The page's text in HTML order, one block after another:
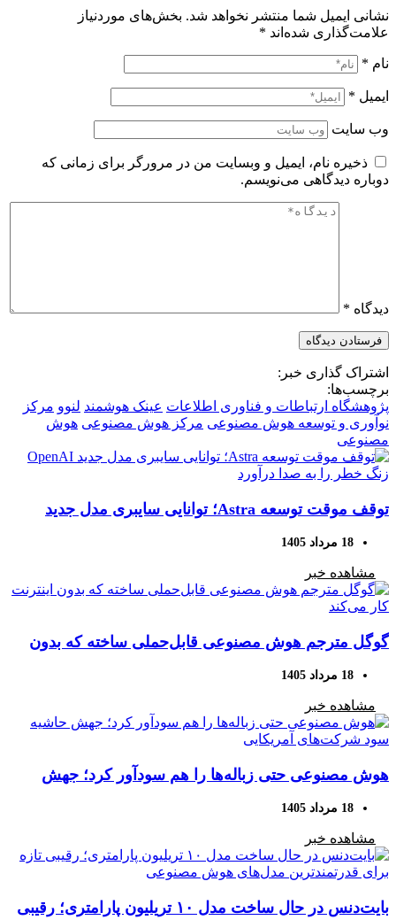
نشانی ایمیل شما منتشر نخواهد شد. بخش‌های موردنیاز
علامت‌گذاری شده‌اند *
نام *
ایمیل *
وب‌ سایت
ذخیره نام، ایمیل و وبسایت من در مرورگر برای زمانی که
دوباره دیدگاهی می‌نویسم.
دیدگاه *
اشتراک گذاری خبر:
برچسب‌ها:
پژوهشگاه ارتباطات و فناوری اطلاعات عینک هوشمند لنوو مرکز
نوآوری و توسعه هوش مصنوعی مرکز هوش مصنوعی هوش
مصنوعی
توقف موقت توسعه Astra؛ توانایی سایبری مدل جدید
18 مرداد 1405
مشاهده خبر
گوگل مترجم هوش مصنوعی قابل‌حملی ساخته که بدون
اینترنت کار می‌کند
18 مرداد 1405
مشاهده خبر
هوش مصنوعی حتی زباله‌ها را هم سودآور کرد؛ جهش
حاشیه سود شرکت‌های آمریکایی
18 مرداد 1405
مشاهده خبر
بایت‌دنس در حال ساخت مدل ۱۰ تریلیون پارامتری؛ رقیبی